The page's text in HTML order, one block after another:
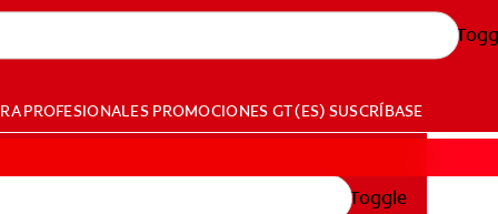
PROFESIONALES PROMOCIONES GT (ES) SUSCRÍBASE
Toggle